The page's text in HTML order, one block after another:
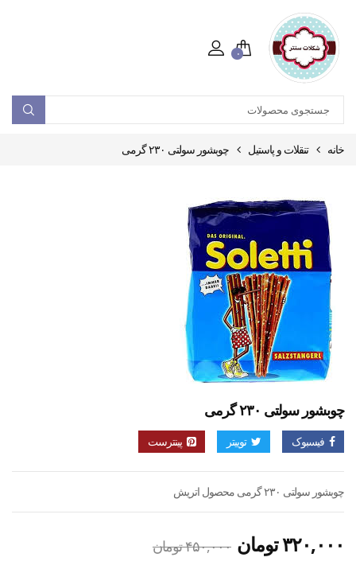
۰
خانه تنقلات و پاستیل چوبشور سولتی ۲۳۰ گرمی
چوبشور سولتی ۲۳۰ گرمی
فیسبوک توییتر پینترست
چوبشور سولتی ۲۳۰ گرمی محصول اتریش
۴۵۰,۰۰۰تومان ۳۲۰,۰۰۰تومان